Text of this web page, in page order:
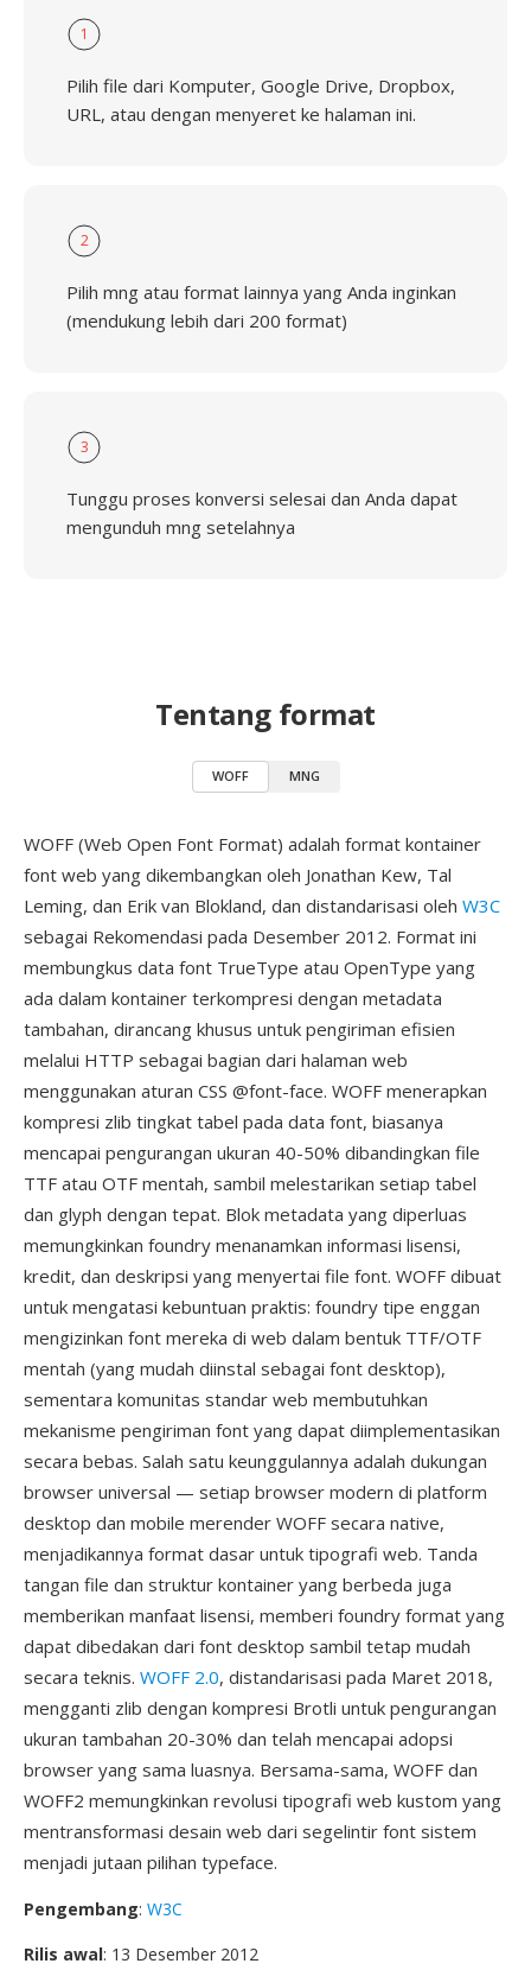
1
Pilih file dari Komputer, Google Drive, Dropbox,
URL, atau dengan menyeret ke halaman ini.
2
Pilih mng atau format lainnya yang Anda inginkan
(mendukung lebih dari 200 format)
3
Tunggu proses konversi selesai dan Anda dapat
mengunduh mng setelahnya
Tentang format
WOFF MNG
WOFF (Web Open Font Format) adalah format kontainer
font web yang dikembangkan oleh Jonathan Kew, Tal
Leming, dan Erik van Blokland, dan distandarisasi oleh W3C
sebagai Rekomendasi pada Desember 2012. Format ini
membungkus data font TrueType atau OpenType yang
ada dalam kontainer terkompresi dengan metadata
tambahan, dirancang khusus untuk pengiriman efisien
melalui HTTP sebagai bagian dari halaman web
menggunakan aturan CSS @font-face. WOFF menerapkan
kompresi zlib tingkat tabel pada data font, biasanya
mencapai pengurangan ukuran 40-50% dibandingkan file
TTF atau OTF mentah, sambil melestarikan setiap tabel
dan glyph dengan tepat. Blok metadata yang diperluas
memungkinkan foundry menanamkan informasi lisensi,
kredit, dan deskripsi yang menyertai file font. WOFF dibuat
untuk mengatasi kebuntuan praktis: foundry tipe enggan
mengizinkan font mereka di web dalam bentuk TTF/OTF
mentah (yang mudah diinstal sebagai font desktop),
sementara komunitas standar web membutuhkan
mekanisme pengiriman font yang dapat diimplementasikan
secara bebas. Salah satu keunggulannya adalah dukungan
browser universal — setiap browser modern di platform
desktop dan mobile merender WOFF secara native,
menjadikannya format dasar untuk tipografi web. Tanda
tangan file dan struktur kontainer yang berbeda juga
memberikan manfaat lisensi, memberi foundry format yang
dapat dibedakan dari font desktop sambil tetap mudah
secara teknis. WOFF 2.0, distandarisasi pada Maret 2018,
mengganti zlib dengan kompresi Brotli untuk pengurangan
ukuran tambahan 20-30% dan telah mencapai adopsi
browser yang sama luasnya. Bersama-sama, WOFF dan
WOFF2 memungkinkan revolusi tipografi web kustom yang
mentransformasi desain web dari segelintir font sistem
menjadi jutaan pilihan typeface.
Pengembang: W3C
Rilis awal: 13 Desember 2012